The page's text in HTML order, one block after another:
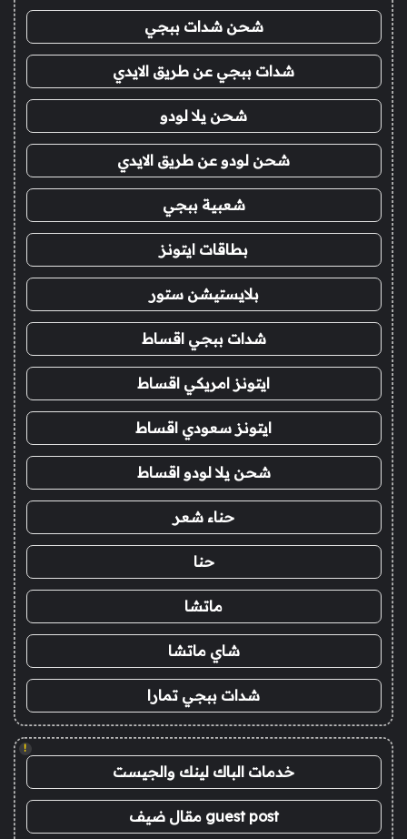
شحن شدات ببجي
شدات ببجي عن طريق الايدي
شحن يلا لودو
شحن لودو عن طريق الايدي
شعبية ببجي
بطاقات ايتونز
بلايستيشن ستور
شدات ببجي اقساط
ايتونز امريكي اقساط
ايتونز سعودي اقساط
شحن يلا لودو اقساط
حناء شعر
حنا
ماتشا
شاي ماتشا
شدات ببجي تمارا
!
خدمات الباك لينك والجيست
guest post مقال ضيف